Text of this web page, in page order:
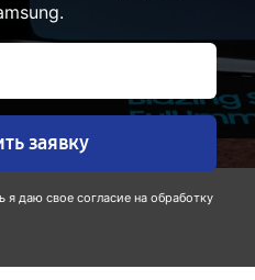
заявку
я даю свое согласие на обработку